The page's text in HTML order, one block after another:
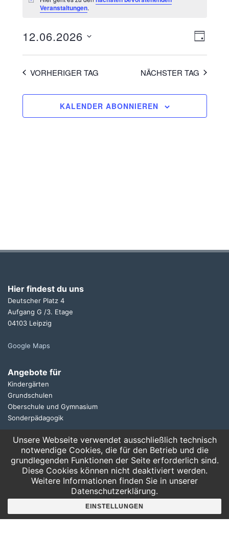
Hinweis
Veranstaltungen.
TAG
12.06.2026
wählen.
VORHERIGER TAG NÄCHSTER TAG
KALENDER ABONNIEREN
Hier findest du uns
Deutscher Platz 4
Aufgang G /3. Etage
04103 Leipzig
Google Maps
Angebote für
Kindergärten
Grundschulen
Oberschule und Gymnasium
Sonderpädagogik
Telefon:
0341 125 97 57
Service
Bankverbindung
Mitgliederbereich
Unsere Webseite verwendet ausschließlich technisch
notwendige Cookies, die für den Betrieb und die
grundlegenden Funktionen der Seite erforderlich sind.
Diese Cookies können nicht deaktiviert werden.
Weitere Informationen finden Sie in unserer
Datenschutzerklärung.
EINSTELLUNGEN